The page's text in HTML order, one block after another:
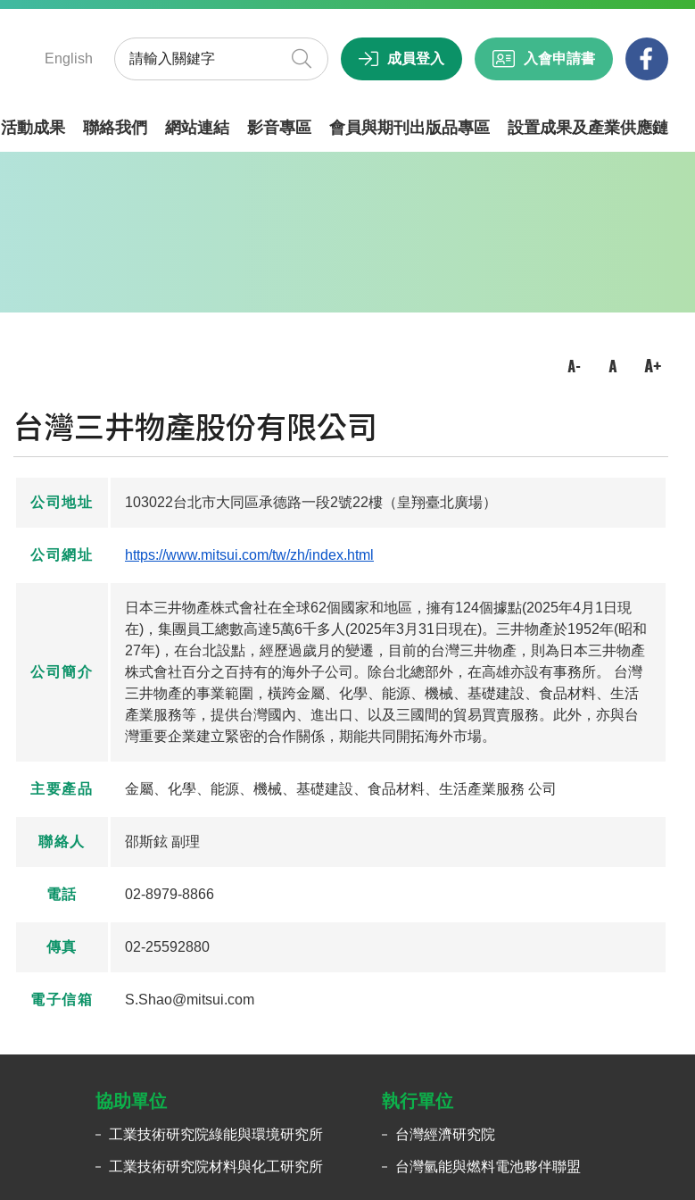
English 成員登入 入會申請書
活動成果 聯絡我們 網站連結 影音專區 會員與期刊出版品專區 設置成果及產業供應鏈
台灣三井物產股份有限公司
公司地址 103022台北市大同區承德路一段2號22樓（皇翔臺北廣場）
公司網址 https://www.mitsui.com/tw/zh/index.html
公司簡介
日本三井物產株式會社在全球62個國家和地區，擁有124個據點(2025年4月1日現
在)，集團員工總數高達5萬6千多人(2025年3月31日現在)。三井物產於1952年(昭和
27年)，在台北設點，經歷過歲月的變遷，目前的台灣三井物產，則為日本三井物產
株式會社百分之百持有的海外子公司。除台北總部外，在高雄亦設有事務所。 台灣
三井物產的事業範圍，橫跨金屬、化學、能源、機械、基礎建設、食品材料、生活
產業服務等，提供台灣國內、進出口、以及三國間的貿易買賣服務。此外，亦與台
灣重要企業建立緊密的合作關係，期能共同開拓海外市場。
主要產品 金屬、化學、能源、機械、基礎建設、食品材料、生活產業服務 公司
聯絡人 邵斯鉉 副理
電話 02-8979-8866
傳真 02-25592880
電子信箱 S.Shao@mitsui.com
協助單位
工業技術研究院綠能與環境研究所
工業技術研究院材料與化工研究所
執行單位
台灣經濟研究院
台灣氫能與燃料電池夥伴聯盟